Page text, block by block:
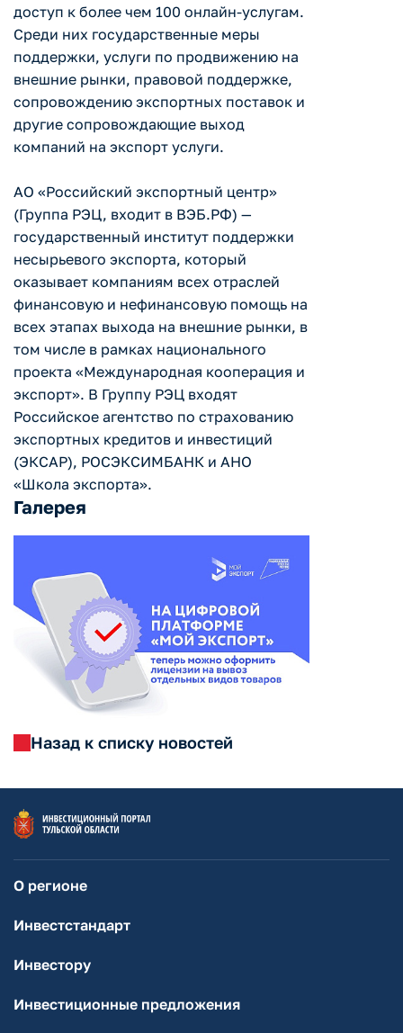
доступ к более чем 100 онлайн-услугам.
Среди них государственные меры
поддержки, услуги по продвижению на
внешние рынки, правовой поддержке,
сопровождению экспортных поставок и
другие сопровождающие выход
компаний на экспорт услуги.
АО «Российский экспортный центр»
(Группа РЭЦ, входит в ВЭБ.РФ) —
государственный институт поддержки
несырьевого экспорта, который
оказывает компаниям всех отраслей
финансовую и нефинансовую помощь на
всех этапах выхода на внешние рынки, в
том числе в рамках национального
проекта «Международная кооперация и
экспорт». В Группу РЭЦ входят
Российское агентство по страхованию
экспортных кредитов и инвестиций
(ЭКСАР), РОСЭКСИМБАНК и АНО
«Школа экспорта».
Галерея
Назад к списку новостей
О регионе
Инвестстандарт
Инвестору
Инвестиционные предложения